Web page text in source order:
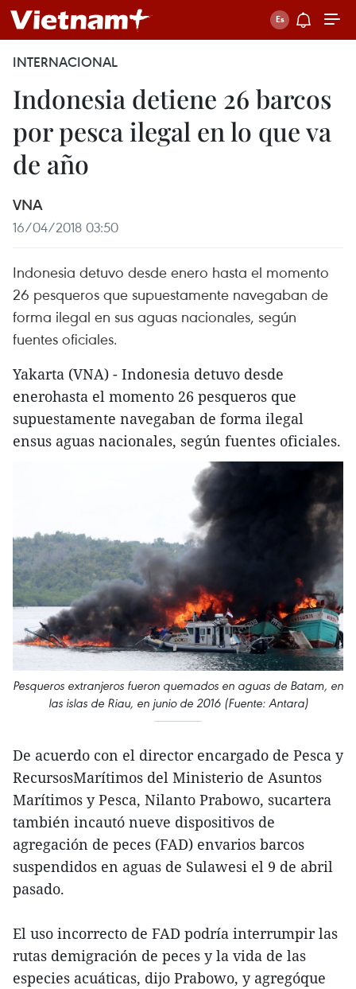
INTERNACIONAL
Indonesia detiene 26 barcos
por pesca ilegal en lo que va
de año
VNA
16/04/2018 03:50
Indonesia detuvo desde enero hasta el momento
26 pesqueros que supuestamente navegaban de
forma ilegal en sus aguas nacionales, según
fuentes oficiales.
Yakarta (VNA) - Indonesia detuvo desde
enerohasta el momento 26 pesqueros que
supuestamente navegaban de forma ilegal
ensus aguas nacionales, según fuentes oficiales.
Pesqueros extranjeros fueron quemados en aguas de Batam, en
las islas de Riau, en junio de 2016 (Fuente: Antara)
De acuerdo con el director encargado de Pesca y
RecursosMarítimos del Ministerio de Asuntos
Marítimos y Pesca, Nilanto Prabowo, sucartera
también incautó nueve dispositivos de
agregación de peces (FAD) envarios barcos
suspendidos en aguas de Sulawesi el 9 de abril
pasado.
El uso incorrecto de FAD podría interrumpir las
rutas demigración de peces y la vida de las
especies acuáticas, dijo Prabowo, y agregóque